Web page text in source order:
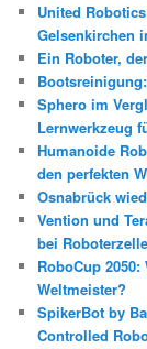
n
United
Gelsenkirchen
Ein Roboter,
Sphero im
Lernwerkzeug
Humanoide
den perfekten
Osnabrück
Vention und
bei
RoboCup
Weltmeister?
SpikerBot by
Controlled